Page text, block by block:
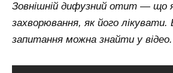
Зовнішній дифузний отит — що
захворювання, як його лікувати.
запитання можна знайти у відео.